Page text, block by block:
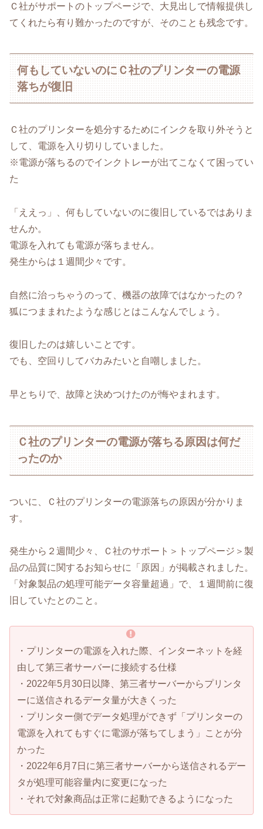
Ｃ社がサポートのトップページで、大見出しで情報提供し
てくれたら有り難かったのですが、そのことも残念です。
何もしていないのにＣ社のプリンターの電源
落ちが復旧
Ｃ社のプリンターを処分するためにインクを取り外そうと
して、電源を入り切りしていました。
※電源が落ちるのでインクトレーが出てこなくて困ってい
た
「ええっ」、何もしていないのに復旧しているではありま
せんか。
電源を入れても電源が落ちません。
発生からは１週間少々です。
自然に治っちゃうのって、機器の故障ではなかったの？
狐につままれたような感じとはこんなんでしょう。
復旧したのは嬉しいことです。
でも、空回りしてバカみたいと自嘲しました。
早とちりで、故障と決めつけたのが悔やまれます。
Ｃ社のプリンターの電源が落ちる原因は何だ
ったのか
ついに、Ｃ社のプリンターの電源落ちの原因が分かりま
す。
発生から２週間少々、Ｃ社のサポート＞トップページ＞製
品の品質に関するお知らせに「原因」が掲載されました。
「対象製品の処理可能データ容量超過」で、１週間前に復
旧していたとのこと。
・プリンターの電源を入れた際、インターネットを経
由して第三者サーバーに接続する仕様
・2022年5月30日以降、第三者サーバーからプリンタ
ーに送信されるデータ量が大きくった
・プリンター側でデータ処理ができず「プリンターの
電源を入れてもすぐに電源が落ちてしまう」ことが分
かった
・2022年6月7日に第三者サーバーから送信されるデー
タが処理可能容量内に変更になった
・それで対象商品は正常に起動できるようになった